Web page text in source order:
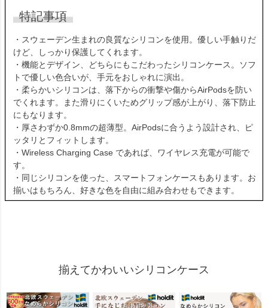
特記事項
・スウェーデン生まれの良質なシリコンを使用。優しい手触りだ
けど、しっかり保護してくれます。
・機能とデザイン、どちらにもこだわったシリコンケース。ソフ
トで優しい色合いが、手元をおしゃれに演出。
・柔らかいシリコンは、落下からの衝撃や傷からAirPodsを防い
でくれます。また滑りにくいためグリップ感が上がり、落下防止
にもなります。
・厚さわずか0.8mmの超薄型。AirPodsに合うよう設計され、ピ
ッタリとフィットします。
・Wireless Charging Case であれば、ワイヤレス充電が可能で
す。
・同じシリコンを使った、スマートフォンケースもあります。お
揃いはもちろん、好きな色を自由に組み合わせもできます。
揃えてかわいいシリコンケース